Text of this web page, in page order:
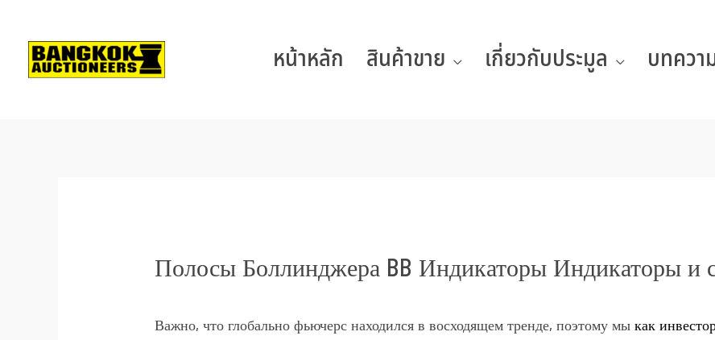
หน้าหลัก สินค้าขาย เกี่ยวกับประมูล บทควา
Полосы Боллинджера BB Индикаторы Индикаторы и
Важно, что глобально фьючерс находился в восходящем тренде, поэтому мыкак